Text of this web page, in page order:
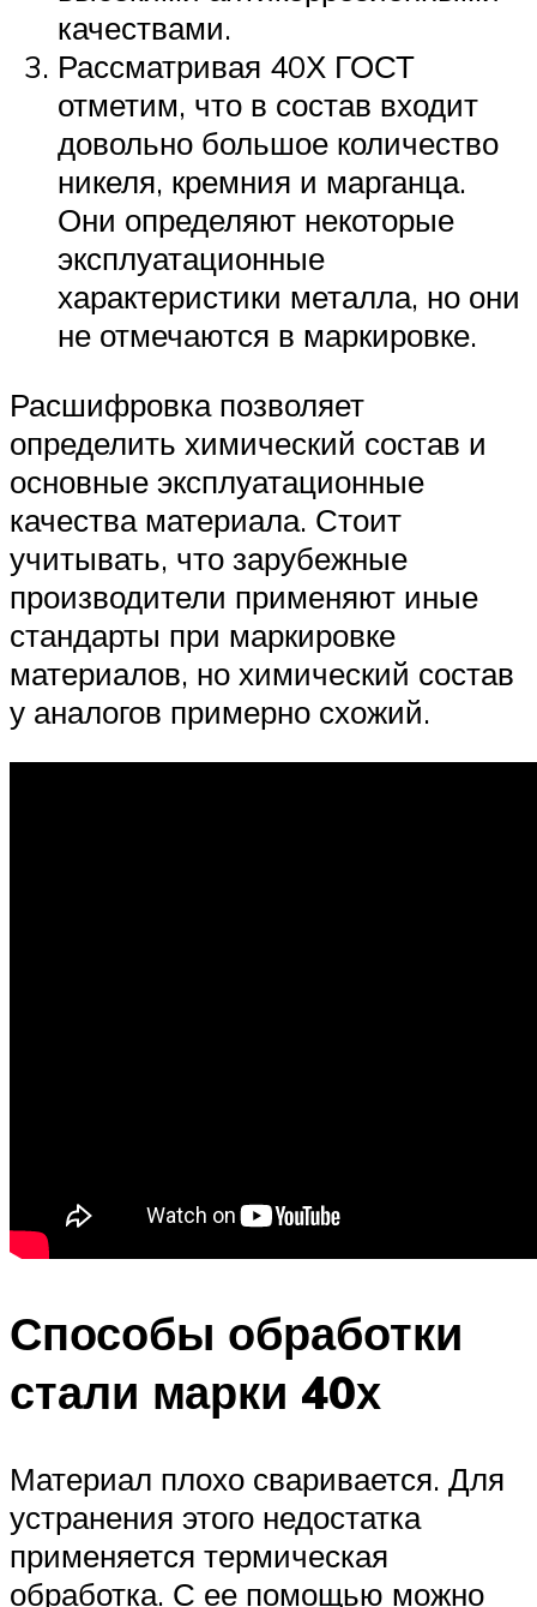
качествами.
Рассматривая 40Х ГОСТ
отметим, что в состав входит
довольно большое количество
никеля, кремния и марганца.
Они определяют некоторые
эксплуатационные
характеристики металла, но они
не отмечаются в маркировке.
Расшифровка позволяет
определить химический состав и
основные эксплуатационные
качества материала. Стоит
учитывать, что зарубежные
производители применяют иные
стандарты при маркировке
материалов, но химический состав
у аналогов примерно схожий.
Способы обработки
стали марки 40х
Материал плохо сваривается. Для
устранения этого недостатка
применяется термическая
обработка. С ее помощью можно